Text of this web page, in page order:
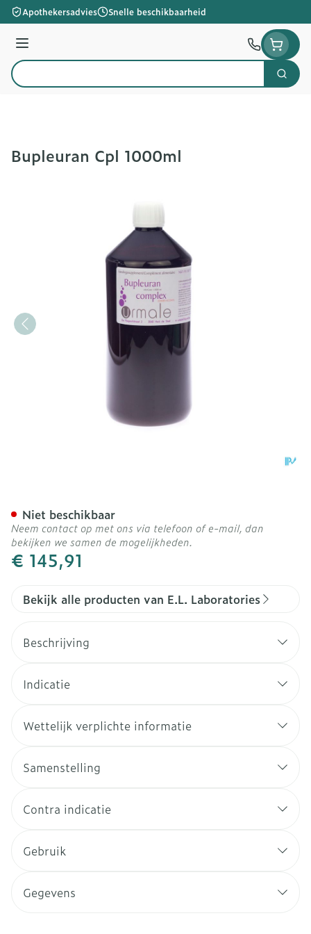
Ga naar de inhoud
Apothekersadvies Snelle beschikbaarheid
Menu
Product, merk, categorie...
Zoek
Bupleuran Cpl 1000ml
€ 145,91
Niet beschikbaar
Neem contact op met ons via telefoon of e-mail, dan
bekijken we samen de mogelijkheden.
Bekijk alle producten van E.L. Laboratories
Beschrijving
Indicatie
Wettelijk verplichte informatie
Samenstelling
Contra indicatie
Gebruik
Gegevens